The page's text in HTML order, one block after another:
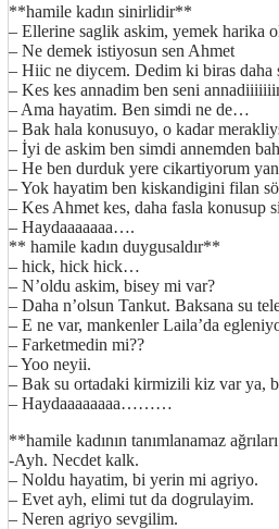
**hamile kadın sinirlidir**
– Ellerine saglik askim, yemek harika
– Ne demek istiyosun sen Ahmet
– Hiic ne diycem. Dedim ki biras
– Kes kes annadim ben seni
– Ama hayatim. Ben simdi ne de…
– Bak hala konusuyo, o kadar
– İyi de askim ben simdi annemden
– He ben durduk yere cikartiyorum
– Yok hayatim ben kiskandigini filan
– Kes Ahmet kes, daha fasla
– Haydaaaaaaa….
** hamile kadın duygusaldır**
– hick, hick hick…
– N’oldu askim, bisey mi var?
– Daha n’olsun Tankut. Baksana su
– E ne var, mankenler Laila’da
– Farketmedin mi??
– Yoo neyii.
– Bak su ortadaki kirmizili kiz var ya,
– Haydaaaaaaaa………
**hamile kadının tanımlanamaz
-Ayh. Necdet kalk.
– Noldu hayatim, bi yerin mi agriyo.
– Evet ayh, elimi tut da dogrulayim.
– Neren agriyo sevgilim.